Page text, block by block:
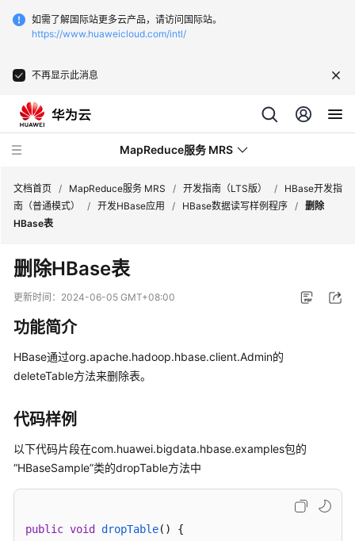
如需了解国际站更多云产品，请访问国际站。
https://www.huaweicloud.com/intl/
不再显示此消息
MapReduce服务 MRS
新
动
态
服
公
告
产
介
绍
费
文档首页 / MapReduce服务 MRS / 开发指南（LTS版） /
HBase开发指
南（普通模式）
/ 开发HBase应用 / HBase数据读写样例程序 / 删除
HBase表
删除HBase表
更新时间： 2024-06-05 GMT+08:00
功能简介
HBase通过org.apache.hadoop.hbase.client.Admin的
deleteTable方法来删除表。
代码样例
以下代码片段在com.huawei.bigdata.hbase.examples包的
“HBaseSample”类的dropTable方法中
public void dropTable()
{